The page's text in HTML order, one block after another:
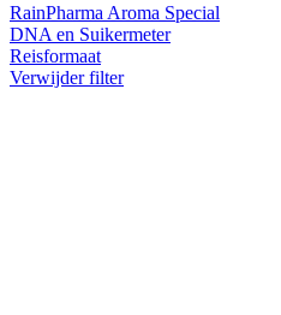
RainPharma Aroma Special
DNA en Suikermeter
Reisformaat
Verwijder filter